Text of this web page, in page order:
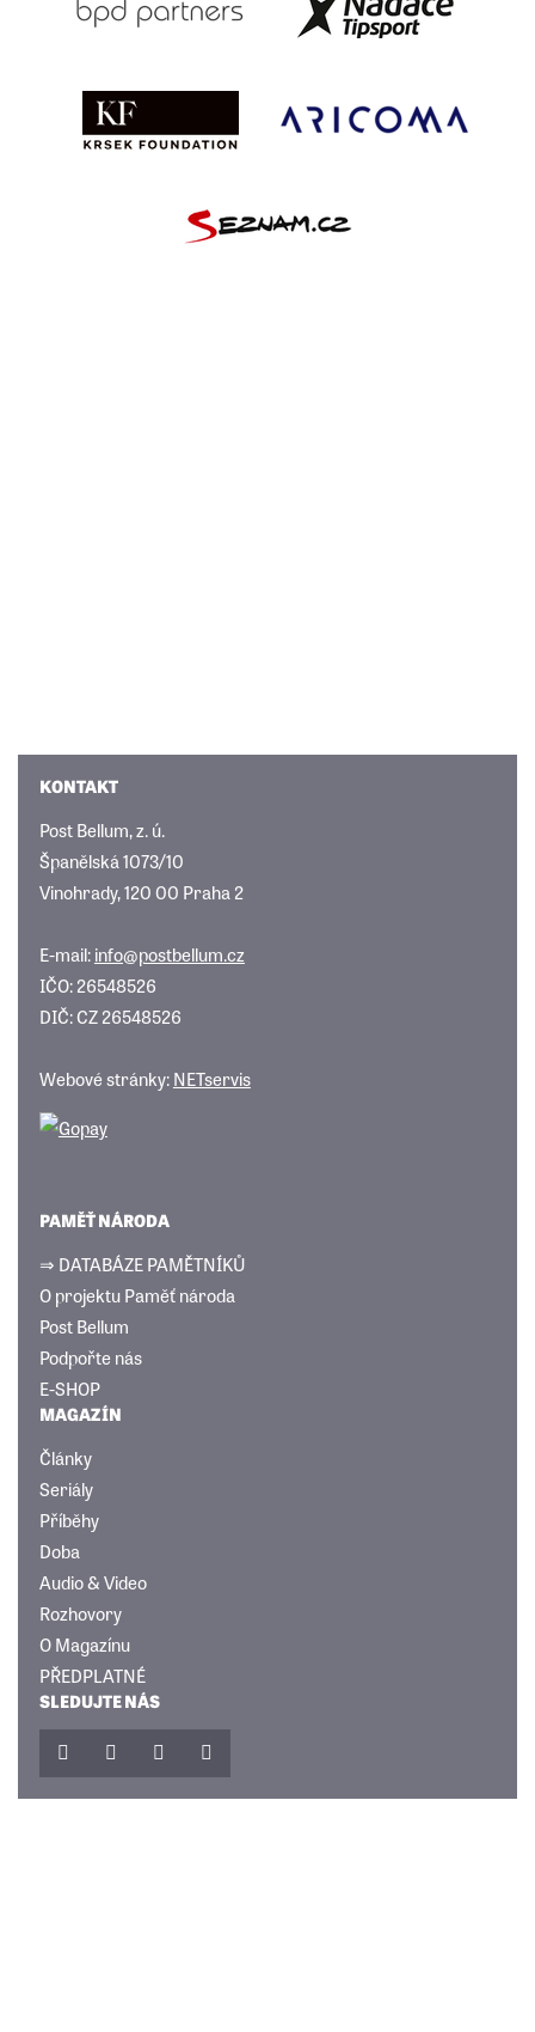
KONTAKT
Post Bellum, z. ú.
Španělská 1073/10
Vinohrady, 120 00 Praha 2
E-mail:info@postbellum.cz
IČO: 26548526
DIČ: CZ 26548526
Webové stránky:NETservis
PAMĚŤ NÁRODA
⇒ DATABÁZE PAMĚTNÍKŮ
O projektu Paměť národa
Post Bellum
Podpořte nás
E-SHOP
MAGAZÍN
Články
Seriály
Příběhy
Doba
Audio & Video
Rozhovory
O Magazínu
PŘEDPLATNÉ
SLEDUJTE NÁS